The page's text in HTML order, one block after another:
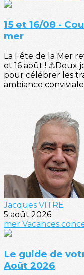
15 et 16/08 -
mer
La Fête de la Mer
et 16 août ! ⚓Deux
pour célébrer les
ambiance
Jacques VITRE
5 août 2026
mer Vacances
Le guide de
Août 2026